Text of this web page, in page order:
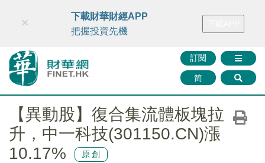
財華智庫網 FINTV FINMETA 財華證券 媒體矩陣
訂閱
简
×
下載財華財經APP
把握投資先機
【異動股】復合集流體板塊拉
升，中一科技(301150.CN)漲
10.17%
原創